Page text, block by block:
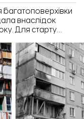
багатоповерхівки
внаслідок
Для старту
Вартість
на Prozorro.